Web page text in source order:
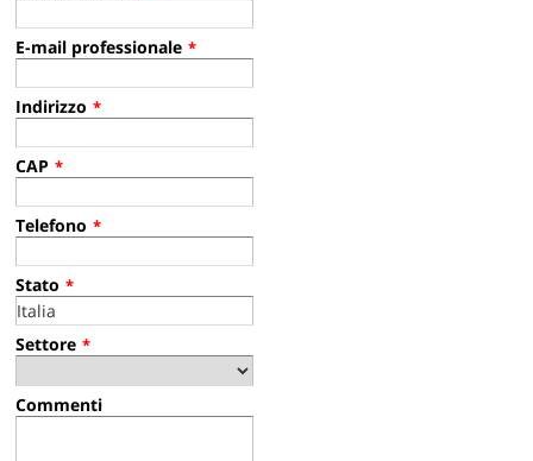
E-mail professionale *
Indirizzo *
CAP *
Telefono *
Stato *
Settore *
Commenti